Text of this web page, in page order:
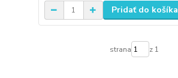
Pridať do košíka
strana z 1